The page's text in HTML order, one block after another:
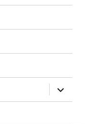
меню
раскрыть
дочернее
меню